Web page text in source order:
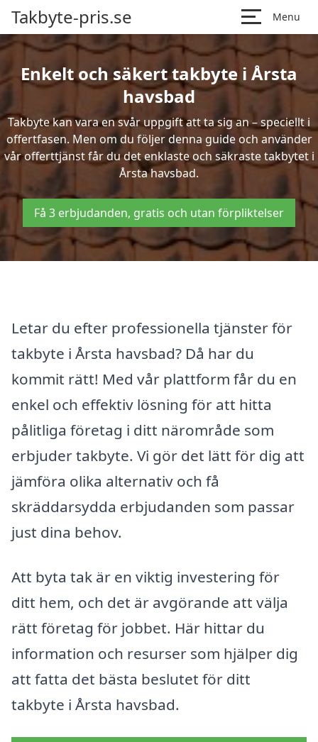
Takbyte-pris.se Menu
Enkelt och säkert takbyte i Årsta
havsbad
Takbyte kan vara en svår uppgift att ta sig an – speciellt i
offertfasen. Men om du följer denna guide och använder
vår offerttjänst får du det enklaste och säkraste takbytet i
Årsta havsbad.
Få 3 erbjudanden, gratis och utan förpliktelser
Letar du efter professionella tjänster för
takbyte i Årsta havsbad? Då har du
kommit rätt! Med vår plattform får du en
enkel och effektiv lösning för att hitta
pålitliga företag i ditt närområde som
erbjuder takbyte. Vi gör det lätt för dig att
jämföra olika alternativ och få
skräddarsydda erbjudanden som passar
just dina behov.
Att byta tak är en viktig investering för
ditt hem, och det är avgörande att välja
rätt företag för jobbet. Här hittar du
information och resurser som hjälper dig
att fatta det bästa beslutet för ditt
takbyte i Årsta havsbad.